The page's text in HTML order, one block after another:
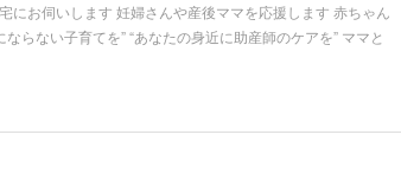
にお伺いします 妊婦さんや産後ママを応援します 赤ちゃん
らない子育てを” “あなたの身近に助産師のケアを” ママと